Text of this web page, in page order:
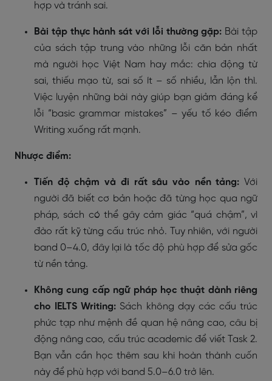
hợp và tránh sai.
Bài tập thực hành sát với lỗi thường gặp: Bài tập
của sách tập trung vào những lỗi căn bản nhất
mà người học Việt Nam hay mắc: chia động từ
sai, thiếu mạo từ, sai số ít – số nhiều, lẫn lộn thì.
Việc luyện những bài này giúp bạn giảm đáng kể
lỗi “basic grammar mistakes” – yếu tố kéo điểm
Writing xuống rất mạnh.
Nhược điểm:
Tiến độ chậm và đi rất sâu vào nền tảng: Với
người đã biết cơ bản hoặc đã từng học qua ngữ
pháp, sách có thể gây cảm giác “quá chậm”, vì
đào rất kỹ từng cấu trúc nhỏ. Tuy nhiên, với người
band 0–4.0, đây lại là tốc độ phù hợp để sửa gốc
từ nền tảng.
Không cung cấp ngữ pháp học thuật dành riêng
cho IELTS Writing: Sách không dạy các cấu trúc
phức tạp như mệnh đề quan hệ nâng cao, câu bị
động nâng cao, cấu trúc academic để viết Task 2.
Bạn vẫn cần học thêm sau khi hoàn thành cuốn
này để phù hợp với band 5.0–6.0 trở lên.